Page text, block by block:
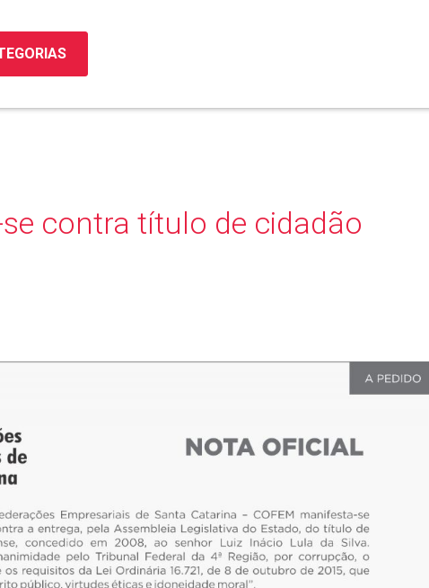
contra título de cidadão